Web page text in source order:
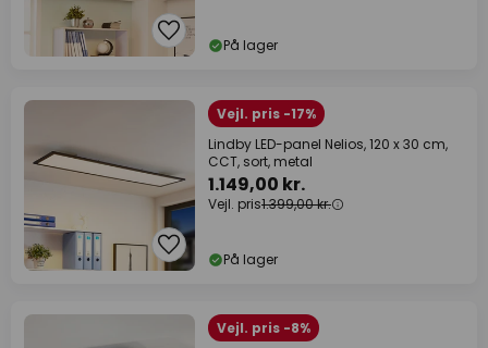
På lager
Vejl. pris -17%
Lindby LED-panel Nelios, 120 x 30 cm,
CCT, sort, metal
1.149,00 kr.
Vejl. pris1.399,00 kr.
På lager
Vejl. pris -8%